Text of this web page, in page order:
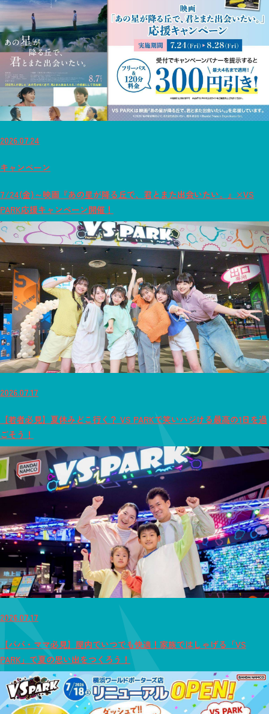
2026.07.24
キャンペーン
7/24(金)～映画『あの星が降る丘で、君とまた出会いたい。』×VS
PARK応援キャンペーン開催！
2026.07.17
【若者必見】夏休みどこ行く？ VS PARKで笑いハジける最高の1日を過
ごそう！
2026.07.17
【パパ・ママ必見】屋内でいつでも快適！家族ではしゃげる「VS
PARK」で夏の思い出をつくろう！